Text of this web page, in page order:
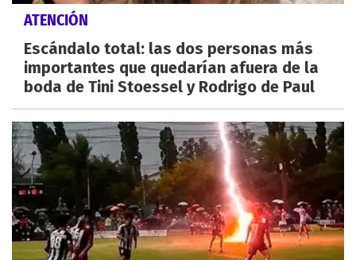
ATENCIÓN
Escándalo total: las dos personas más
importantes que quedarían afuera de la
boda de Tini Stoessel y Rodrigo de Paul